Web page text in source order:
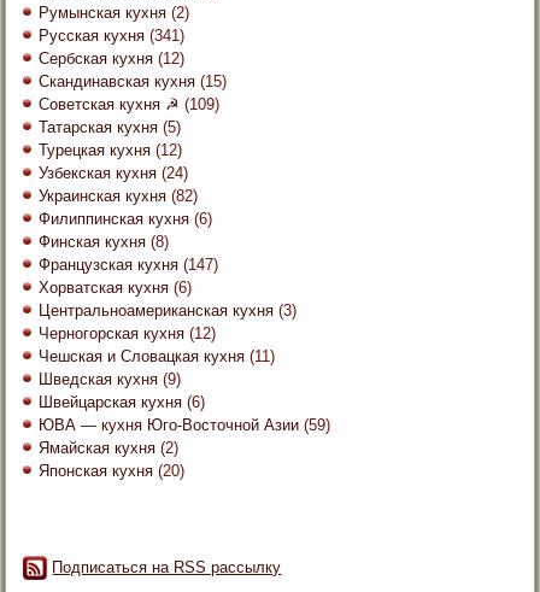
Румынская кухня (2)
Русская кухня (341)
Сербская кухня (12)
Скандинавская кухня (15)
Советская кухня ☭ (109)
Татарская кухня (5)
Турецкая кухня (12)
Узбекская кухня (24)
Украинская кухня (82)
Филиппинская кухня (6)
Финская кухня (8)
Французская кухня (147)
Хорватская кухня (6)
Центральноамериканская кухня (3)
Черногорская кухня (12)
Чешская и Словацкая кухня (11)
Шведская кухня (9)
Швейцарская кухня (6)
ЮВА — кухня Юго-Восточной Азии (59)
Ямайская кухня (2)
Японская кухня (20)
Подписаться на RSS рассылку